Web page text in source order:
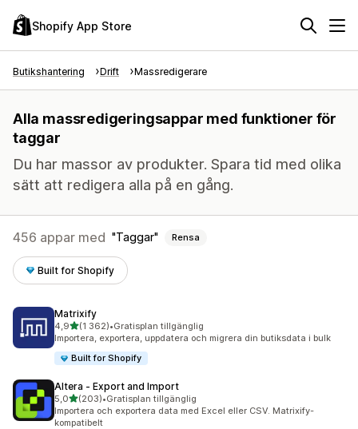
Shopify App Store
Butikshantering Drift Massredigerare
Alla massredigeringsappar med funktioner för
taggar
Du har massor av produkter. Spara tid med olika
sätt att redigera alla på en gång.
456 appar med Taggar Rensa
Built for Shopify
Matrixify
4,9av 5 stjärnor
(1 362)
1362 recensioner totalt
•Gratisplan tillgänglig
Importera, exportera, uppdatera och migrera din butiksdata i bulk
Built for Shopify
Altera ‑ Export and Import
5,0av 5 stjärnor
(203)
203 recensioner totalt
•Gratisplan tillgänglig
Importera och exportera data med Excel eller CSV. Matrixify-
kompatibelt